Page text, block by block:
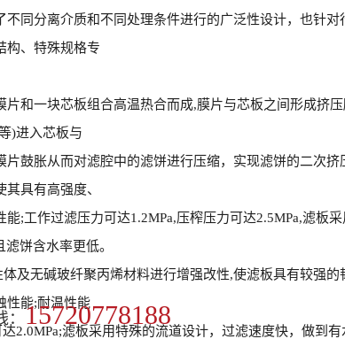
不同分离介质和不同处理条件进行的广泛性设计，也针对
构、特殊规格专
片和一块芯板组合高温热合而成,膜片与芯板之间形成挤
)进入芯板与
片鼓胀从而对滤腔中的滤饼进行压缩，实现滤饼的二次挤
具有高强度、
;工作过滤压力可达1.2MPa,压榨压力可达2.5MPa,滤板
饼含水率更低。
体及无碱玻纤聚丙烯材料进行增强改性,使滤板具有较强
性能;耐温性能
2.0MPa;滤板采用特殊的流道设计，过滤速度快，做到
15720778188